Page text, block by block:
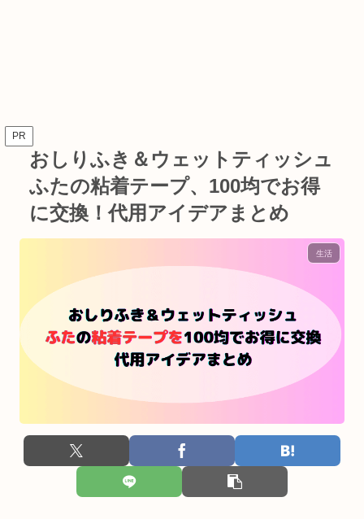
PR
おしりふき＆ウェットティッシュ
ふたの粘着テープ、100均でお得
に交換！代用アイデアまとめ
生活